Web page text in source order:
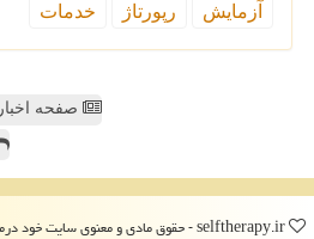
آزمایش
رپورتاژ خدمات
صفحه اخبار